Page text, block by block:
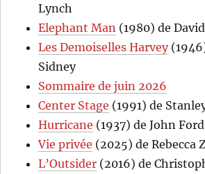
Lynch
Elephant Man (1980) de
Les Demoiselles Harvey
Sidney
Sommaire de juin 2026
Center Stage (1991) de
Hurricane (1937) de John Ford
Vie privée (2025) de Rebecca
L’Outsider (2016) de